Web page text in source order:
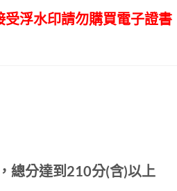
受浮水印請勿購買電子證書
總分達到210分(含)以上